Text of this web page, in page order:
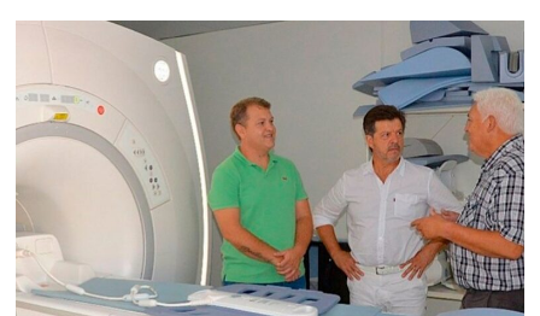
Municípios
da
Fronteira
Oeste
do
estado
do
Rio